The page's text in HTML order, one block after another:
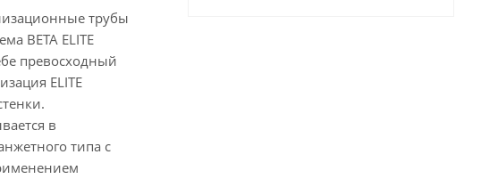
трубы
BETA ELITE
превосходный
ELITE
в
типа с